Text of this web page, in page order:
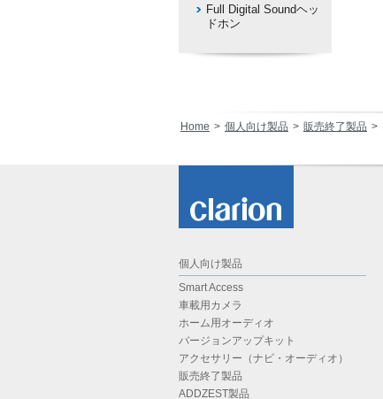
Full Digital Soundヘッ
ドホン
Home 個人向け製品 販売終了製品
個人向け製品
Smart Access
車載用カメラ
ホーム用オーディオ
バージョンアップキット
アクセサリー（ナビ・オーディオ）
販売終了製品
ADDZEST製品